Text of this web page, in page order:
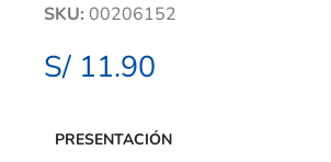
SKU: 00206152
S/ 11.90
PRESENTACIÓN